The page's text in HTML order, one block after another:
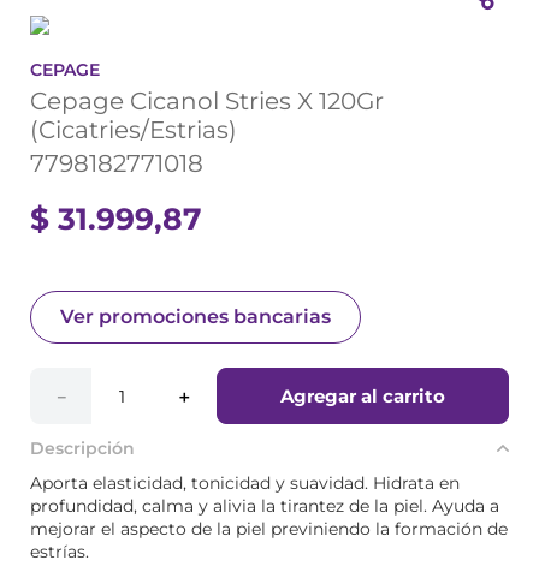
CEPAGE
Cepage Cicanol Stries X 120Gr
(Cicatries/Estrias)
7798182771018
$ 31.999,87
Ver promociones bancarias
＋
－ Agregar al carrito
Descripción
Aporta elasticidad, tonicidad y suavidad. Hidrata en
profundidad, calma y alivia la tirantez de la piel. Ayuda a
mejorar el aspecto de la piel previniendo la formación de
estrías.